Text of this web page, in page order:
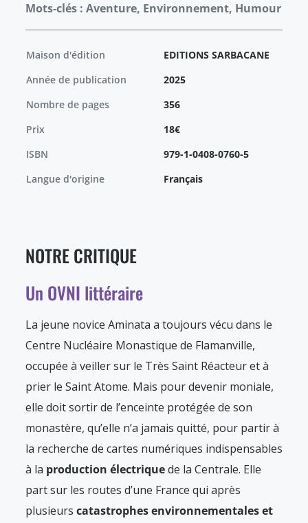
Mots-clés : Aventure, Environnement, Humour
Maison d'édition
EDITIONS SARBACANE
Année de publication
2025
Nombre de pages
356
Prix
18€
ISBN
979-1-0408-0760-5
Langue d'origine
Français
NOTRE CRITIQUE
Un OVNI littéraire
La jeune novice Aminata a toujours vécu dans le
Centre Nucléaire Monastique de Flamanville,
occupée à veiller sur le Très Saint Réacteur et à
prier le Saint Atome. Mais pour devenir moniale,
elle doit sortir de l’enceinte protégée de son
monastère, qu’elle n’a jamais quitté, pour partir à
la recherche de cartes numériques indispensables
à la production électriquede la Centrale. Elle
part sur les routes d’une France qui après
plusieurs catastrophes environnementales et